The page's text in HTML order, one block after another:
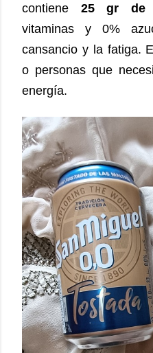
contiene 25 gr de
vitaminas y 0%
cansancio y la fatiga.
o personas que
energía.